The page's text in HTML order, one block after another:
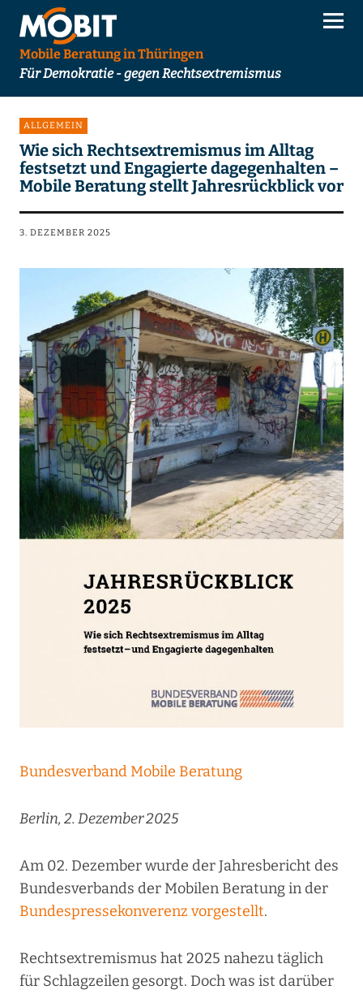
Mobile Beratung in Thüringen
Für Demokratie - gegen Rechtsextremismus
ALLGEMEIN
Wie sich Rechtsextremismus im Alltag
festsetzt und Engagierte dagegenhalten –
Mobile Beratung stellt Jahresrückblick vor
3. DEZEMBER 2025
Bundesverband Mobile Beratung
Berlin, 2. Dezember 2025
Am 02. Dezember wurde der Jahresbericht des
Bundesverbands der Mobilen Beratung in der
Bundespressekonverenz vorgestellt.
Rechtsextremismus hat 2025 nahezu täglich
für Schlagzeilen gesorgt. Doch was ist darüber